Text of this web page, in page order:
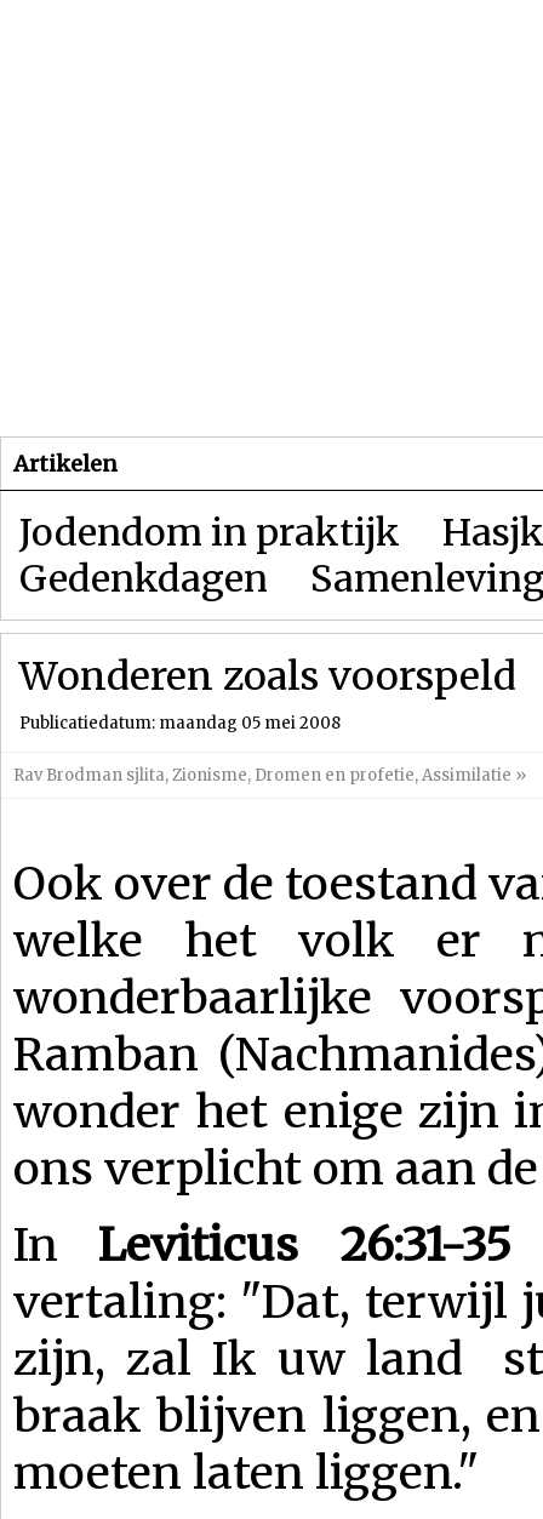
Artikelen
Jodendom in praktijk
Gedenkdagen
Wonderen zoals voorspeld
Publicatiedatum: maandag 05 mei 2008
Rav Brodman sjlita,Zionisme, Dromen en profetie,Assimilatie »
Ook over de toestand
welke het volk er
wonderbaarlijke
Ramban
wonder het enige zijn
ons verplicht om aan
In Leviticus 26:31-35
vertaling: "Dat, terwijl
zijn, zal Ik uw land
braak blijven liggen,
moeten laten liggen."